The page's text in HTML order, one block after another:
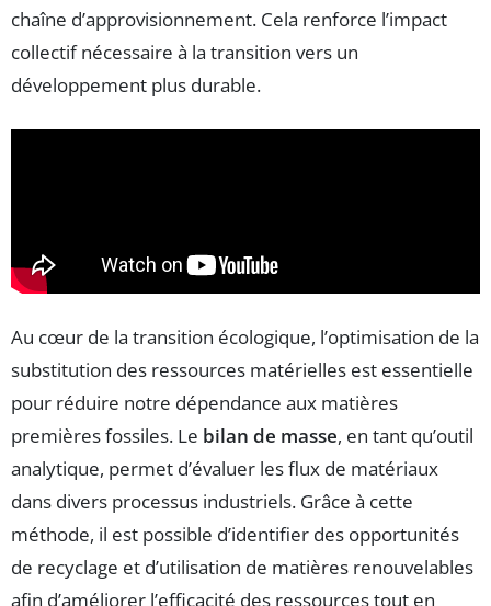
chaîne d’approvisionnement. Cela renforce l’impact
collectif nécessaire à la transition vers un
développement plus durable.
Au cœur de la transition écologique, l’optimisation de la
substitution des ressources matérielles est essentielle
pour réduire notre dépendance aux matières
premières fossiles. Le bilan de masse, en tant qu’outil
analytique, permet d’évaluer les flux de matériaux
dans divers processus industriels. Grâce à cette
méthode, il est possible d’identifier des opportunités
de recyclage et d’utilisation de matières renouvelables
afin d’améliorer l’efficacité des ressources tout en